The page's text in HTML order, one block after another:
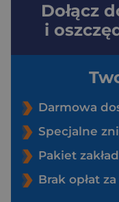
Dołącz
i
Darmowa
Specjalne
Pakiet
Brak opłat